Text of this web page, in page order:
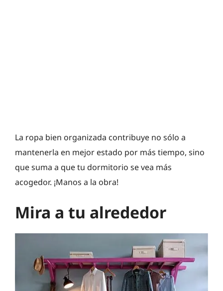
La ropa bien organizada contribuye no sólo a
mantenerla en mejor estado por más tiempo, sino
que suma a que tu dormitorio se vea más
acogedor. ¡Manos a la obra!
Mira a tu alrededor